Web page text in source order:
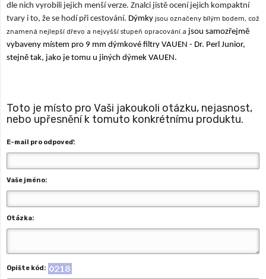
dle nich vyrobili jejich menší verze. Znalci jistě ocení jejich kompaktní
tvary i to, že se hodí při cestování. Dýmky jsou označeny bílým bodem, což
znamená nejlepší dřevo a nejvyšší stupeň opracování.a jsou samozřejmě
vybaveny místem pro 9 mm dýmkové filtry VAUEN - Dr. Perl Junior,
stejně tak, jako je tomu u jiných dýmek VAUEN.
Toto je místo pro Vaši jakoukoli otázku, nejasnost,
nebo upřesnění k tomuto konkrétnímu produktu.
E-mail pro odpoveď:
Vaše jméno:
Otázka:
Opište kód: